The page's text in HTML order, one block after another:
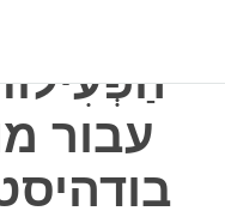
מכתב
עבור